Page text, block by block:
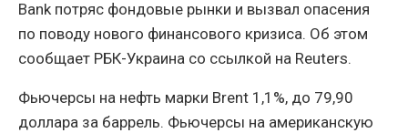
Bank потряс фондовые рынки и вызвал опасения
по поводу нового финансового кризиса. Об этом
сообщает РБК-Украина со ссылкой на Reuters.
Фьючерсы на нефть марки Brent 1,1%, до 79,90
доллара за баррель. Фьючерсы на американскую